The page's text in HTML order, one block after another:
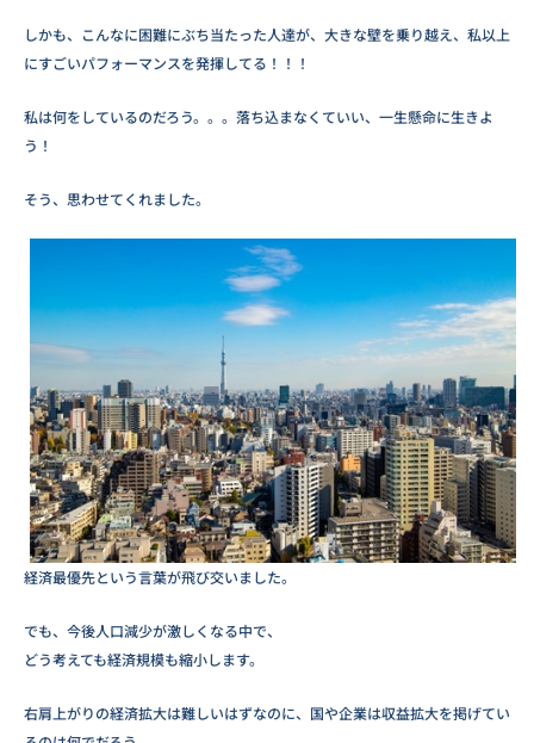
しかも、こんなに困難にぶち当たった人達が、大きな壁を乗り越え、私以上
にすごいパフォーマンスを発揮してる！！！
私は何をしているのだろう。。。落ち込まなくていい、一生懸命に生きよ
う！
そう、思わせてくれました。
経済最優先という言葉が飛び交いました。
でも、今後人口減少が激しくなる中で、
どう考えても経済規模も縮小します。
右肩上がりの経済拡大は難しいはずなのに、国や企業は収益拡大を掲げてい